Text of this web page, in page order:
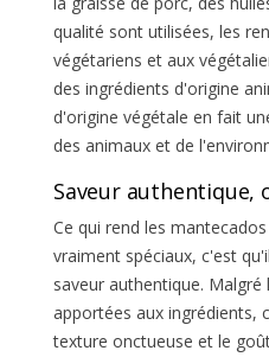
qualité sont utilisées, les
végétariens et aux
des ingrédients d'origine
d'origine végétale en fait
des animaux et de
Saveur authentique,
Ce qui rend les
vraiment spéciaux, c'est
saveur authentique.
apportées aux ingrédients,
texture onctueuse et le